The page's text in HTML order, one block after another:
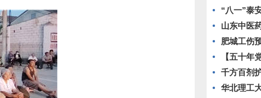
“八一”泰
山东中医药高专 “
肥城工伤预防
【五十年党心如炬
千方百剂
华北理工大学